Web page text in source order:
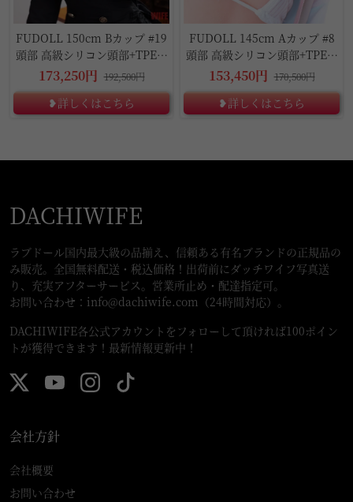
FUDOLL 150cm Bカップ #19
頭部 高級シリコン頭部+TPE材
質ボディ
173,250円 192,500円
❥詳しくはこちら
FUDOLL 145cm Aカップ #8
頭部 高級シリコン頭部+TPE材
質ボディ
153,450円 170,500円
❥詳しくはこちら
DACHIWIFE
ラブドール国内最大級の品揃え、信頼ある有名ブランドの正規品の
み販売。全国無料配送・税込価格！出荷前にダッチワイフ写真送
り、充実アフターサービス。営業所止め・配達指定可。
お問い合わせ： info@dachiwife.com （24時間対応）。
DACHIWIFE各公式アカウントをフォローして頂ければ100ポイン
トが獲得できます！最新情報更新中！
会社方針
会社概要
お問い合わせ